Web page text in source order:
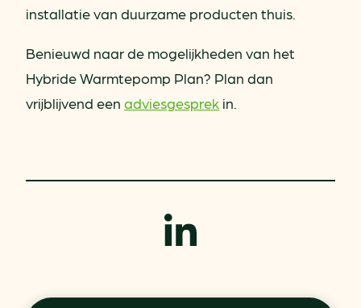
installatie van duurzame producten thuis.
Benieuwd naar de mogelijkheden van het
Hybride Warmtepomp Plan? Plan dan
vrijblijvend een adviesgesprek in.